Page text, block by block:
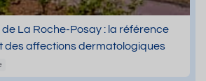
La Roche-Posay : la référence
des affections dermatologiques